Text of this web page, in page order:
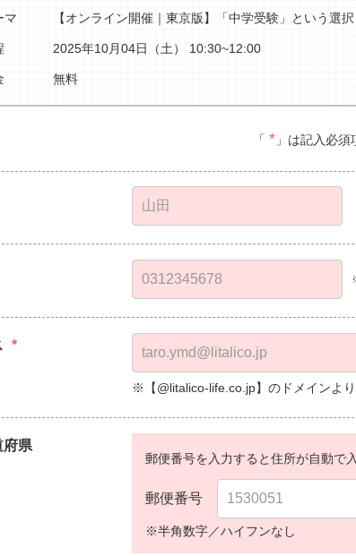
マ 【オンライン開催｜東京版】「中学受験」という選択
2025年10月04日（土） 10:30~12:00
無料
「 *」は記入必須
*
※【@litalico-life.co.jp】のドメインよ
府県
郵便番号を入力すると住所が自動で
郵便番号
※半角数字／ハイフンなし